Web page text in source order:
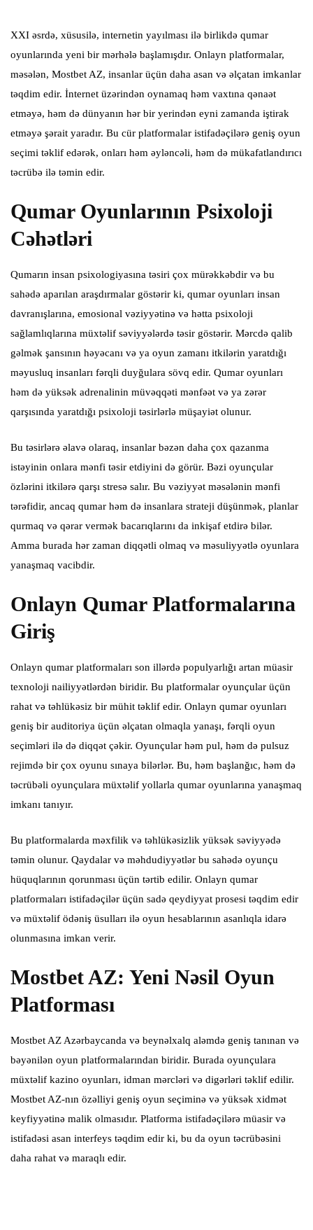
XXI əsrdə, xüsusilə, internetin yayılması ilə birlikdə qumar
oyunlarında yeni bir mərhələ başlamışdır. Onlayn platformalar,
məsələn, Mostbet AZ, insanlar üçün daha asan və əlçatan imkanlar
təqdim edir. İnternet üzərindən oynamaq həm vaxtına qənaət
etməyə, həm də dünyanın hər bir yerindən eyni zamanda iştirak
etməyə şərait yaradır. Bu cür platformalar istifadəçilərə geniş oyun
seçimi təklif edərək, onları həm əyləncəli, həm də mükafatlandırıcı
təcrübə ilə təmin edir.
Qumar Oyunlarının Psixoloji
Cəhətləri
Qumarın insan psixologiyasına təsiri çox mürəkkəbdir və bu
sahədə aparılan araşdırmalar göstərir ki, qumar oyunları insan
davranışlarına, emosional vəziyyətinə və hətta psixoloji
sağlamlıqlarına müxtəlif səviyyələrdə təsir göstərir. Mərcdə qalib
gəlmək şansının həyəcanı və ya oyun zamanı itkilərin yaratdığı
məyusluq insanları fərqli duyğulara sövq edir. Qumar oyunları
həm də yüksək adrenalinin müvəqqəti mənfəət və ya zərər
qarşısında yaratdığı psixoloji təsirlərlə müşayiət olunur.
Bu təsirlərə əlavə olaraq, insanlar bəzən daha çox qazanma
istəyinin onlara mənfi təsir etdiyini də görür. Bəzi oyunçular
özlərini itkilərə qarşı stresə salır. Bu vəziyyət məsələnin mənfi
tərəfidir, ancaq qumar həm də insanlara strateji düşünmək, planlar
qurmaq və qərar vermək bacarıqlarını da inkişaf etdirə bilər.
Amma burada hər zaman diqqətli olmaq və məsuliyyətlə oyunlara
yanaşmaq vacibdir.
Onlayn Qumar Platformalarına
Giriş
Onlayn qumar platformaları son illərdə populyarlığı artan müasir
texnoloji nailiyyətlərdən biridir. Bu platformalar oyunçular üçün
rahat və təhlükəsiz bir mühit təklif edir. Onlayn qumar oyunları
geniş bir auditoriya üçün əlçatan olmaqla yanaşı, fərqli oyun
seçimləri ilə də diqqət çəkir. Oyunçular həm pul, həm də pulsuz
rejimdə bir çox oyunu sınaya bilərlər. Bu, həm başlanğıc, həm də
təcrübəli oyunçulara müxtəlif yollarla qumar oyunlarına yanaşmaq
imkanı tanıyır.
Bu platformalarda məxfilik və təhlükəsizlik yüksək səviyyədə
təmin olunur. Qaydalar və məhdudiyyətlər bu sahədə oyunçu
hüquqlarının qorunması üçün tərtib edilir. Onlayn qumar
platformaları istifadəçilər üçün sadə qeydiyyat prosesi təqdim edir
və müxtəlif ödəniş üsulları ilə oyun hesablarının asanlıqla idarə
olunmasına imkan verir.
Mostbet AZ: Yeni Nəsil Oyun
Platforması
Mostbet AZ Azərbaycanda və beynəlxalq aləmdə geniş tanınan və
bəyənilən oyun platformalarından biridir. Burada oyunçulara
müxtəlif kazino oyunları, idman mərcləri və digərləri təklif edilir.
Mostbet AZ-nın özəlliyi geniş oyun seçiminə və yüksək xidmət
keyfiyyətinə malik olmasıdır. Platforma istifadəçilərə müasir və
istifadəsi asan interfeys təqdim edir ki, bu da oyun təcrübəsini
daha rahat və maraqlı edir.